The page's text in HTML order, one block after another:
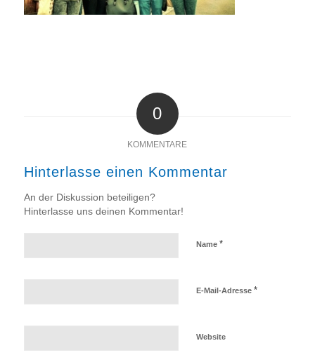
0
KOMMENTARE
Hinterlasse einen Kommentar
An der Diskussion beteiligen?
Hinterlasse uns deinen Kommentar!
Name *
E-Mail-Adresse *
Website